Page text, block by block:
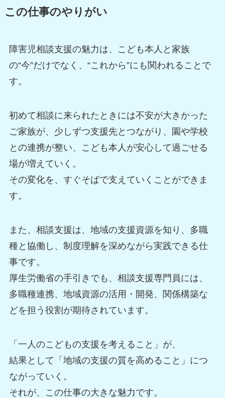
この仕事のやりがい
障害児相談支援の魅力は、こども本人と家族
の“今”だけでなく、“これから”にも関われることで
す。
初めて相談に来られたときには不安が大きかった
ご家族が、少しずつ支援先とつながり、園や学校
との連携が整い、こども本人が安心して過ごせる
場が増えていく。
その変化を、すぐそばで支えていくことができま
す。
また、相談支援は、地域の支援資源を知り、多職
種と協働し、制度理解を深めながら実践できる仕
事です。
厚生労働省の手引きでも、相談支援専門員には、
多職種連携、地域資源の活用・開発、関係構築な
どを担う役割が期待されています。
「一人のこどもの支援を考えること」が、
結果として「地域の支援の質を高めること」につ
ながっていく。
それが、この仕事の大きな魅力です。